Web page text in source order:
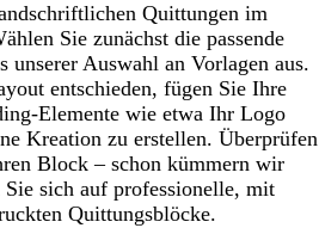
Quittungen im
Sie zunächst die passende
unserer Auswahl an Vorlagen aus.
entschieden, fügen Sie Ihre
Elemente wie etwa Ihr Logo
Kreation zu erstellen. Überprüfen
Block – schon kümmern wir
Sie sich auf professionelle, mit
Quittungsblöcke.